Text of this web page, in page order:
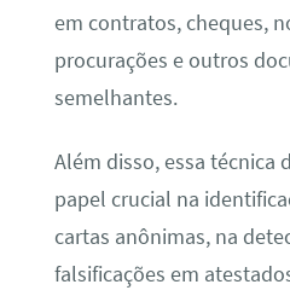
em contratos, cheques,
procurações e outros
semelhantes.
Além disso, essa técnica
papel crucial na
cartas anônimas, na
falsificações em